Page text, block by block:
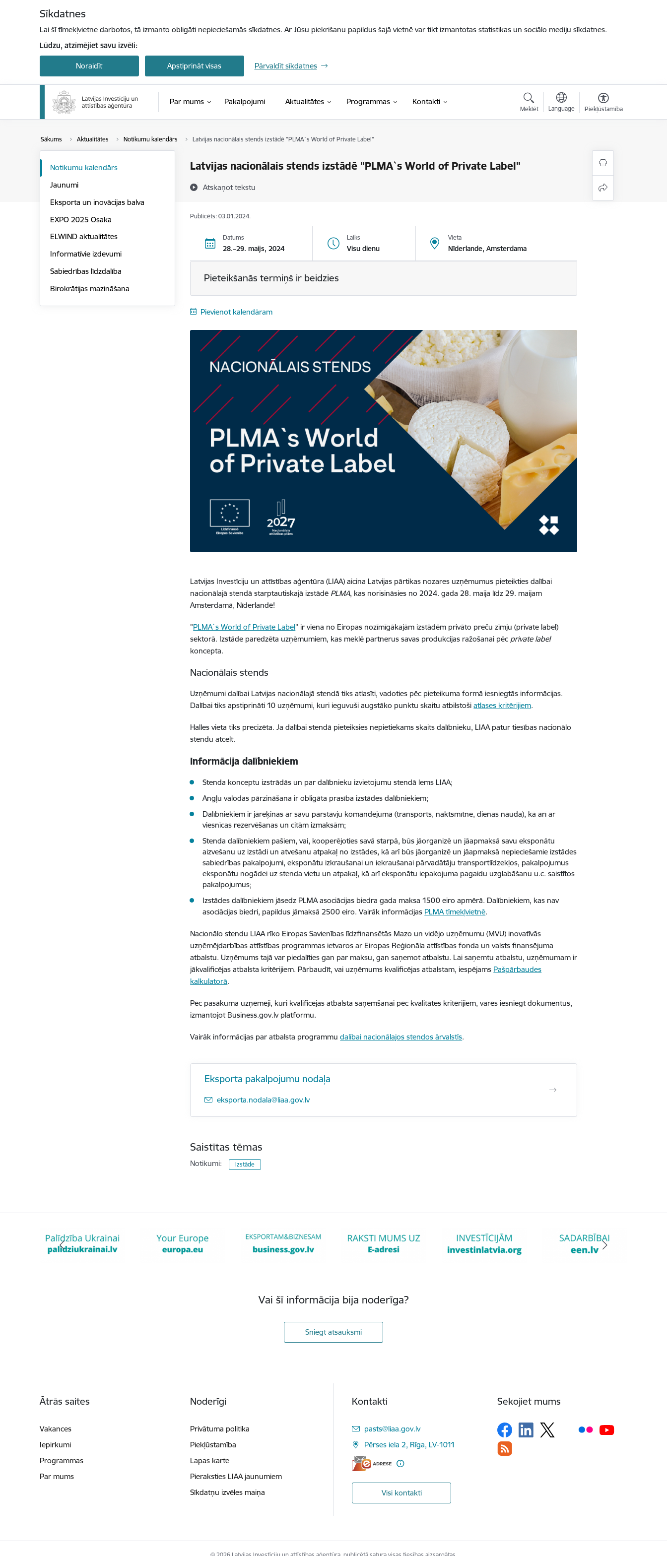
Sīkdatnes
Lai šī tīmekļvietne darbotos, tā izmanto obligāti nepieciešamās sīkdatnes. Ar Jūsu piekrišanu papildus šajā vietnē var tikt izmantotas statistikas un sociālo mediju sīkdatnes.
Lūdzu, atzīmējiet savu izvēli:
Noraidīt Apstiprināt visas Pārvaldīt sīkdatnes
Par mums Pakalpojumi Aktualitātes Programmas Kontakti
Meklēt Language Piekļūstamība
Sākums Aktualitātes Notikumu kalendārs Latvijas nacionālais stends izstādē "PLMA`s World of Private Label"
Latvijas nacionālais stends izstādē "PLMA`s World of Private Label"
Atskaņot tekstu
Notikumu kalendārs
Jaunumi
Eksporta un inovācijas balva
EXPO 2025 Osaka
ELWIND aktualitātes
Informatīvie izdevumi
Sabiedrības līdzdalība
Birokrātijas mazināšana
Publicēts: 03.01.2024.
Datums
28.–29. maijs, 2024
Laiks
Visu dienu
Vieta
Nīderlande, Amsterdama
Pieteikšanās termiņš ir beidzies
Pievienot kalendāram
Latvijas Investīciju un attīstības aģentūra (LIAA) aicina Latvijas pārtikas nozares uzņēmumus pieteikties dalībai
nacionālajā stendā starptautiskajā izstādē PLMA, kas norisināsies no 2024. gada 28. maija līdz 29. maijam
Amsterdamā, Nīderlandē!
"PLMA`s World of Private Label" ir viena no Eiropas nozīmīgākajām izstādēm privāto preču zīmju (private label)
sektorā. Izstāde paredzēta uzņēmumiem, kas meklē partnerus savas produkcijas ražošanai pēc private label
koncepta.
Nacionālais stends
Uzņēmumi dalībai Latvijas nacionālajā stendā tiks atlasīti, vadoties pēc pieteikuma formā iesniegtās informācijas.
Dalībai tiks apstiprināti 10 uzņēmumi, kuri ieguvuši augstāko punktu skaitu atbilstošiatlases kritērijiem.
Halles vieta tiks precizēta. Ja dalībai stendā pieteiksies nepietiekams skaits dalībnieku, LIAA patur tiesības nacionālo
stendu atcelt.
Informācija dalībniekiem
Stenda konceptu izstrādās un par dalībnieku izvietojumu stendā lems LIAA;
Angļu valodas pārzināšana ir obligāta prasība izstādes dalībniekiem;
Dalībniekiem ir jārēķinās ar savu pārstāvju komandējuma (transports, naktsmītne, dienas nauda), kā arī ar
viesnīcas rezervēšanas un citām izmaksām;
Stenda dalībniekiem pašiem, vai, kooperējoties savā starpā, būs jāorganizē un jāapmaksā savu eksponātu
aizvešanu uz izstādi un atvešanu atpakaļ no izstādes, kā arī būs jāorganizē un jāapmaksā nepieciešamie izstādes
sabiedrības pakalpojumi, eksponātu izkraušanai un iekraušanai pārvadātāju transportlīdzekļos, pakalpojumus
eksponātu nogādei uz stenda vietu un atpakaļ, kā arī eksponātu iepakojuma pagaidu uzglabāšanu u.c. saistītos
pakalpojumus;
Izstādes dalībniekiem jāsedz PLMA asociācijas biedra gada maksa 1500 eiro apmērā. Dalībniekiem, kas nav
asociācijas biedri, papildus jāmaksā 2500 eiro. Vairāk informācijas PLMA tīmekļvietnē.
Nacionālo stendu LIAA rīko Eiropas Savienības līdzfinansētās Mazo un vidējo uzņēmumu (MVU) inovatīvās
uzņēmējdarbības attīstības programmas ietvaros ar Eiropas Reģionāla attīstības fonda un valsts finansējuma
atbalstu. Uzņēmums tajā var piedalīties gan par maksu, gan saņemot atbalstu. Lai saņemtu atbalstu, uzņēmumam ir
jākvalificējas atbalsta kritērijiem. Pārbaudīt, vai uzņēmums kvalificējas atbalstam, iespējams Pašpārbaudes
kalkulatorā.
Pēc pasākuma uzņēmēji, kuri kvalificējas atbalsta saņemšanai pēc kvalitātes kritērijiem, varēs iesniegt dokumentus,
izmantojot Business.gov.lv platformu.
Vairāk informācijas par atbalsta programmudalībai nacionālajos stendos ārvalstīs.
Eksporta pakalpojumu nodaļa
E-pasts:
eksporta.nodala@liaa.gov.lv
Saistītas tēmas
Notikumi: Izstāde
Vai šī informācija bija noderīga?
Sniegt atsauksmi
Ātrās saites
Vakances
Iepirkumi
Programmas
Par mums
Noderīgi
Privātuma politika
Piekļūstamība
Lapas karte
Pieraksties LIAA jaunumiem
Sīkdatņu izvēles maiņa
Kontakti
E-pasts:
pasts@liaa.gov.lv
Pērses iela 2, Rīga, LV-1011
Visi kontakti
Sekojiet mums